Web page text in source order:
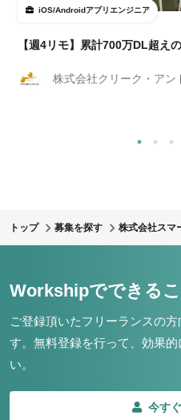
iOS/Androidアプリエンジニア
【週4リモ】累計700万DL超え
株式会社クリーク・アン
トップ 募集を探す 株式会社スマ
Workshipでできる
ご登録頂いたフリーランスの
す。 無料登録を行って、効果
い。
今す